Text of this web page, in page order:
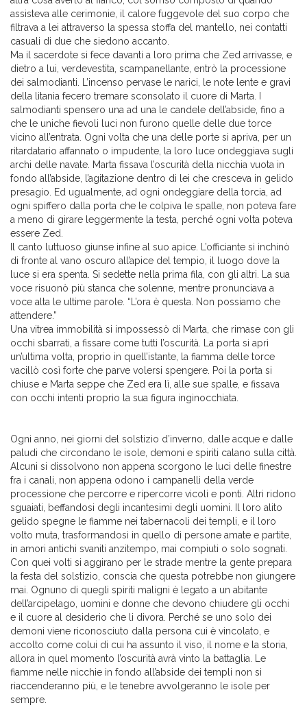
assisteva alle cerimonie, il calore fuggevole del suo corpo che
filtrava a lei attraverso la spessa stoffa del mantello, nei contatti
casuali di due che siedono accanto.
Ma il sacerdote si fece davanti a loro prima che Zed arrivasse, e
dietro a lui, verdevestita, scampanellante, entrò la processione
dei salmodianti. L’incenso pervase le narici, le note lente e gravi
della litania fecero tremare sconsolato il cuore di Marta. I
salmodianti spensero una ad una le candele dell’abside, fino a
che le uniche fievoli luci non furono quelle delle due torce
vicino all’entrata. Ogni volta che una delle porte si apriva, per un
ritardatario affannato o impudente, la loro luce ondeggiava sugli
archi delle navate. Marta fissava l’oscurità della nicchia vuota in
fondo all’abside, l’agitazione dentro di lei che cresceva in gelido
presagio. Ed ugualmente, ad ogni ondeggiare della torcia, ad
ogni spiffero dalla porta che le colpiva le spalle, non poteva fare
a meno di girare leggermente la testa, perché ogni volta poteva
essere Zed.
Il canto luttuoso giunse infine al suo apice. L’officiante si inchinò
di fronte al vano oscuro all’apice del tempio, il luogo dove la
luce si era spenta. Si sedette nella prima fila, con gli altri. La sua
voce risuonò più stanca che solenne, mentre pronunciava a
voce alta le ultime parole. “L’ora è questa. Non possiamo che
attendere.”
Una vitrea immobilità si impossessò di Marta, che rimase con gli
occhi sbarrati, a fissare come tutti l’oscurità. La porta si aprì
un’ultima volta, proprio in quell’istante, la fiamma delle torce
vacillò così forte che parve volersi spengere. Poi la porta si
chiuse e Marta seppe che Zed era lì, alle sue spalle, e fissava
con occhi intenti proprio la sua figura inginocchiata.
Ogni anno, nei giorni del solstizio d’inverno, dalle acque e dalle
paludi che circondano le isole, demoni e spiriti calano sulla città.
Alcuni si dissolvono non appena scorgono le luci delle finestre
fra i canali, non appena odono i campanelli della verde
processione che percorre e ripercorre vicoli e ponti. Altri ridono
sguaiati, beffandosi degli incantesimi degli uomini. Il loro alito
gelido spegne le fiamme nei tabernacoli dei templi, e il loro
volto muta, trasformandosi in quello di persone amate e partite,
in amori antichi svaniti anzitempo, mai compiuti o solo sognati.
Con quei volti si aggirano per le strade mentre la gente prepara
la festa del solstizio, conscia che questa potrebbe non giungere
mai. Ognuno di quegli spiriti maligni è legato a un abitante
dell’arcipelago, uomini e donne che devono chiudere gli occhi
e il cuore al desiderio che li divora. Perché se uno solo dei
demoni viene riconosciuto dalla persona cui è vincolato, e
accolto come colui di cui ha assunto il viso, il nome e la storia,
allora in quel momento l’oscurità avrà vinto la battaglia. Le
fiamme nelle nicchie in fondo all’abside dei templi non si
riaccenderanno più, e le tenebre avvolgeranno le isole per
sempre.